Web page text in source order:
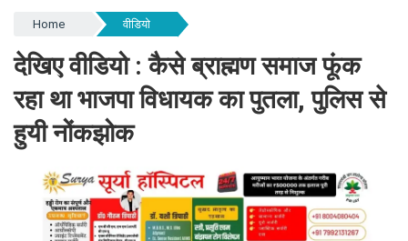
Home वीडियो
देखिए वीडियो : कैसे ब्राह्मण समाज फूंक
रहा था भाजपा विधायक का पुतला, पुलिस से
हुयी नोंकझोक